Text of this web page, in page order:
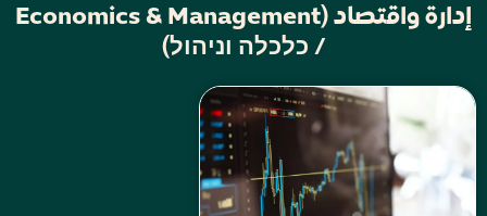
إدارة واقتصاد (Economics & Management
/ כלכלה וניהול)